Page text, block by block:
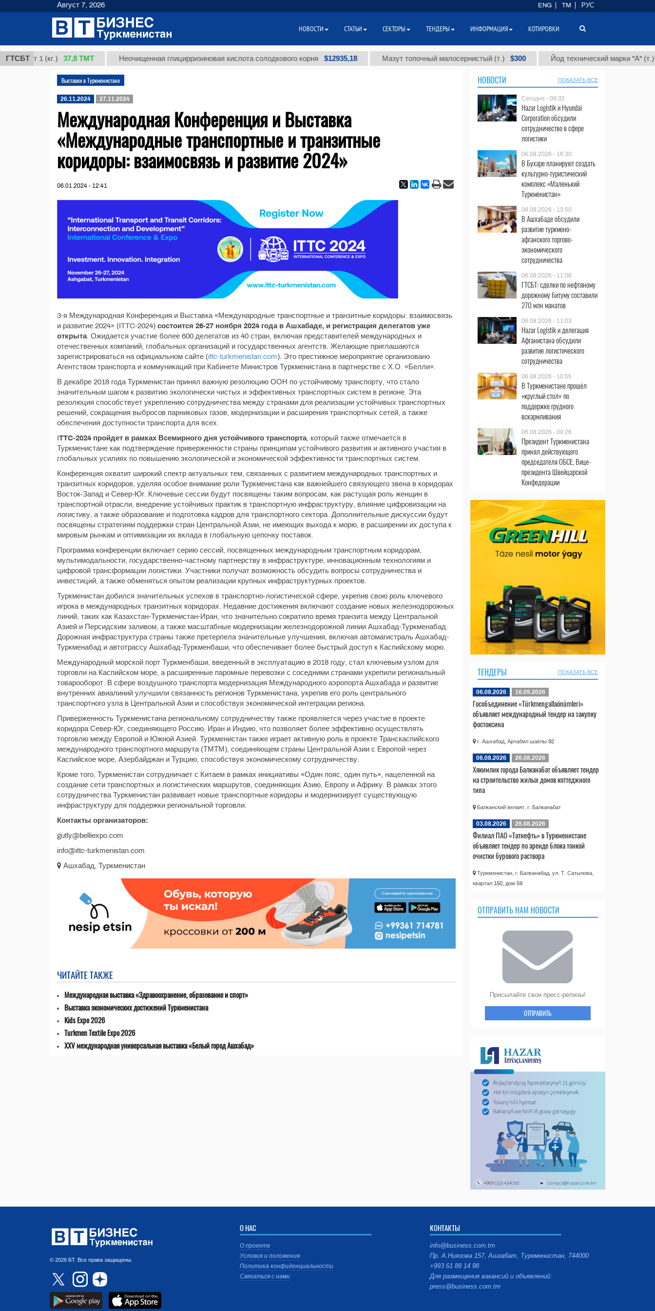
ГТСБТ
сорт 1 (кг.) 37,8 ТМТ Неочищенная глицирризиновая кислота солодкового корня $12935,18 Мазут топочный малосернистый (т.) $300 Йод технический марки "А" (т.) $86
Выставки в Туркменистане
26.11.2024 27.11.2024
Международная Конференция и Выставка
«Международные транспортные и транзитные
коридоры: взаимосвязь и развитие 2024»
06.01.2024 - 12:41
3-я Международная Конференция и Выставка «Международные транспортные и транзитные коридоры: взаимосвязь
и развитие 2024» (ITTC-2024) состоится 26-27 ноября 2024 года в Ашхабаде, и регистрация делегатов уже
открыта. Ожидается участие более 600 делегатов из 40 стран, включая представителей международных и
отечественных компаний, глобальных организаций и государственных агентств. Желающие приглашаются
зарегистрироваться на официальном сайте (ittc-turkmenistan.com). Это престижное мероприятие организовано
Агентством транспорта и коммуникаций при Кабинете Министров Туркменистана в партнерстве с Х.О. «Белли».
В декабре 2018 года Туркменистан принял важную резолюцию ООН по устойчивому транспорту, что стало
значительным шагом к развитию экологически чистых и эффективных транспортных систем в регионе. Эта
резолюция способствует укреплению сотрудничества между странами для реализации устойчивых транспортных
решений, сокращения выбросов парниковых газов, модернизации и расширения транспортных сетей, а также
обеспечения доступности транспорта для всех.
ITTC-2024 пройдет в рамках Всемирного дня устойчивого транспорта, который также отмечается в
Туркменистане как подтверждение приверженности страны принципам устойчивого развития и активного участия в
глобальных усилиях по повышению экологической и экономической эффективности транспортных систем.
Конференция охватит широкий спектр актуальных тем, связанных с развитием международных транспортных и
транзитных коридоров, уделяя особое внимание роли Туркменистана как важнейшего связующего звена в коридорах
Восток-Запад и Север-Юг. Ключевые сессии будут посвящены таким вопросам, как растущая роль женщин в
транспортной отрасли, внедрение устойчивых практик в транспортную инфраструктуру, влияние цифровизации на
логистику, а также образование и подготовка кадров для транспортного сектора. Дополнительные дискуссии будут
посвящены стратегиям поддержки стран Центральной Азии, не имеющих выхода к морю, в расширении их доступа к
мировым рынкам и оптимизации их вклада в глобальную цепочку поставок.
Программа конференции включает серию сессий, посвященных международным транспортным коридорам,
мультимодальности, государственно-частному партнерству в инфраструктуре, инновационным технологиям и
цифровой трансформации логистики. Участники получат возможность обсудить вопросы сотрудничества и
инвестиций, а также обменяться опытом реализации крупных инфраструктурных проектов.
Туркменистан добился значительных успехов в транспортно-логистической сфере, укрепив свою роль ключевого
игрока в международных транзитных коридорах. Недавние достижения включают создание новых железнодорожных
линий, таких как Казахстан-Туркменистан-Иран, что значительно сократило время транзита между Центральной
Азией и Персидским заливом, а также масштабные модернизации железнодорожной линии Ашхабад-Туркменабад.
Дорожная инфраструктура страны также претерпела значительные улучшения, включая автомагистраль Ашхабад-
Туркменабад и автотрассу Ашхабад-Туркменбаши, что обеспечивает более быстрый доступ к Каспийскому морю.
Международный морской порт Туркменбаши, введенный в эксплуатацию в 2018 году, стал ключевым узлом для
торговли на Каспийском море, а расширенные паромные перевозки с соседними странами укрепили региональный
товарооборот. В сфере воздушного транспорта модернизация Международного аэропорта Ашхабада и развитие
внутренних авиалиний улучшили связанность регионов Туркменистана, укрепив его роль центрального
транспортного узла в Центральной Азии и способствуя экономической интеграции региона.
Приверженность Туркменистана региональному сотрудничеству также проявляется через участие в проекте
коридора Север-Юг, соединяющего Россию, Иран и Индию, что позволяет более эффективно осуществлять
торговлю между Европой и Южной Азией. Туркменистан также играет активную роль в проекте Транскаспийского
международного транспортного маршрута (ТМТМ), соединяющем страны Центральной Азии с Европой через
Каспийское море, Азербайджан и Турцию, способствуя экономическому сотрудничеству.
Кроме того, Туркменистан сотрудничает с Китаем в рамках инициативы «Один пояс, один путь», нацеленной на
создание сети транспортных и логистических маршрутов, соединяющих Азию, Европу и Африку. В рамках этого
сотрудничества Туркменистан развивает новые транспортные коридоры и модернизирует существующую
инфраструктуру для поддержки региональной торговли.
Контакты организаторов:
gutly@belliexpo.com
info@ittc-turkmenistan.com
Ашхабад, Туркменистан
ЧИТАЙТЕ ТАКЖЕ
Международная выставка «Здравоохранение, образование и спорт»
Выставка экономических достижений Туркменистана
Kids Expo 2026
Turkmen Textile Expo 2026
XXV международная универсальная выставка «Белый город Ашхабад»
НОВОСТИ ПОКАЗАТЬ ВСЕ
Сегодня - 09:32
Hazar Logistik и Hyundai
Corporation обсудили
сотрудничество в сфере
логистики
06.08.2026 - 16:30
В Бухаре планируют создать
культурно-туристический
комплекс «Маленький
Туркменистан»
06.08.2026 - 13:50
В Ашхабаде обсудили
развитие туркмено-
афганского торгово-
экономического
сотрудничества
06.08.2026 - 11:06
ГТСБТ: сделки по нефтяному
дорожному битуму составили
270 млн манатов
06.08.2026 - 11:03
Hazar Logistik и делегация
Афганистана обсудили
развитие логистического
сотрудничества
06.08.2026 - 10:55
В Туркменистане прошёл
«круглый стол» по
поддержке грудного
вскармливания
06.08.2026 - 09:26
Президент Туркменистана
принял действующего
председателя ОБСЕ, Вице-
президента Швейцарской
Конфедерации
ТЕНДЕРЫ ПОКАЗАТЬ ВСЕ
06.08.2026 16.09.2026
Гособъединение «Türkmengallaönümleri»
объявляет международный тендер на закупку
фостоксина
г. Ашхабад, Арчабил шаёлы 92
06.08.2026 26.08.2026
Хякимлик города Балканабат объявляет тендер
на строительство жилых домов коттеджного
типа
Балканский велаят, г. Балканабат
03.08.2026 28.08.2026
Филиал ПАО «Татнефть» в Туркменистане
объявляет тендер по аренде блока тонкой
очистки бурового раствора
Туркменистан, г. Балканабад, ул. Т. Сатылова,
квартал 150, дом 59
ОТПРАВИТЬ НАМ НОВОСТИ
Присылайте свои пресс-релизы!
ОТПРАВИТЬ
© 2026 БТ. Все права защищены.
О НАС
О проекте
Условия и положения
Политика конфиденциальности
Связаться с нами
КОНТАКТЫ
info@business.com.tm
Пр. А.Ниязова 157, Ашгабат, Туркменистан, 744000
+993 61 89 14 98
Для размещения вакансий и объявлений:
press@business.com.tm
Август 7, 2026 ENG TM РУС
НОВОСТИ СТАТЬИ СЕКТОРЫ ТЕНДЕРЫ ИНФОРМАЦИЯ КОТИРОВКИ